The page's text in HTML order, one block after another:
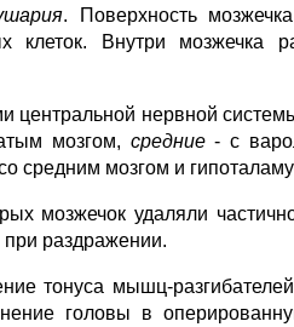
. Поверхность
клеток. Внутри мозжечка
нервной
мозгом, средние- с
средним мозгом и
мозжечок удаляли
при раздражении.
тонуса мышц-
головы в